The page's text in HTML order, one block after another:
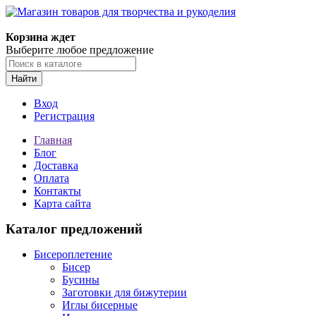
Корзина ждет
Выберите любое предложение
Найти
Вход
Регистрация
Главная
Блог
Доставка
Оплата
Контакты
Карта сайта
Каталог предложений
Бисероплетение
Бисер
Бусины
Заготовки для бижутерии
Иглы бисерные